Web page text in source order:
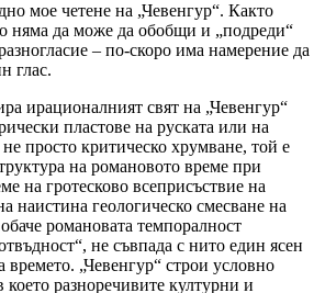
мое четене на „Чевенгур“. Както
няма да може да обобщи и „подреди“
– по-скоро има намерение да
глас.
ирационалният свят на „Чевенгур“
пластове на руската или на
не просто критическо хрумване, той е
на романовото време при
на гротесково всеприсъствие на
наистина геологическо смесване на
романовата темпоралност
не съвпада с нито един ясен
времето. „Чевенгур“ строи условно
разноречивите културни и